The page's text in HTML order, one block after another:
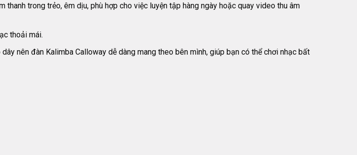
trong trẻo, êm dịu, phù hợp cho việc luyện tập hàng ngày hoặc quay video thu âm
thoải mái.
nên đàn Kalimba Calloway dễ dàng mang theo bên mình, giúp bạn có thể chơi nhạc bất